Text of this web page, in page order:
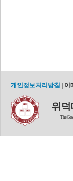
개인정보처리방침 이
위덕
The